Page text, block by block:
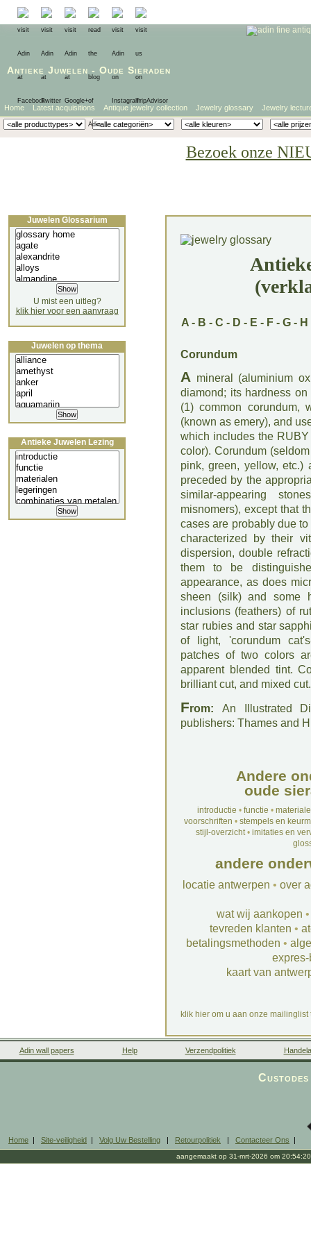
Antieke Juwelen - Oude Sieraden
Home Latest acquisitions Antique jewelry collection Jewelry glossary Jewelry
Bezoek onze
A - B - C - D - E - F - G - H
Corundum
A mineral (aluminium
diamond; its hardness
(1) common corundum,
(known as emery), and
which includes the
color). Corundum
pink, green, yellow, etc.)
preceded by the
similar-appearing
misnomers), except that
cases are probably due
characterized by their
dispersion, double
them to be
appearance, as does
sheen (silk) and some
inclusions (feathers) of
star rubies and star
of light, 'corundum
patches of two colors
apparent blended tint.
brilliant cut, and mixed cut.
From: An Illustrated
publishers: Thames and
Andere
oude
introductie • functie •
voorschriften • stempels en
stijl-overzicht• imitaties en
andere
locatie antwerpen • over
wat wij aankopen
tevreden klanten •
betalingsmethoden •
kaart van
klik hier om u aan onze mailinglist
Juwelen Glossarium
U mist een uitleg?
klik hier voor een aanvraag
Juwelen op thema
Antieke Juwelen Lezing
Adin wall papers Help Verzendpolitiek
Home | Site-veiligheid | Volg Uw Bestelling | Retourpolitiek | Contacteer Ons |
aangemaakt op 31-mrt-2026 om